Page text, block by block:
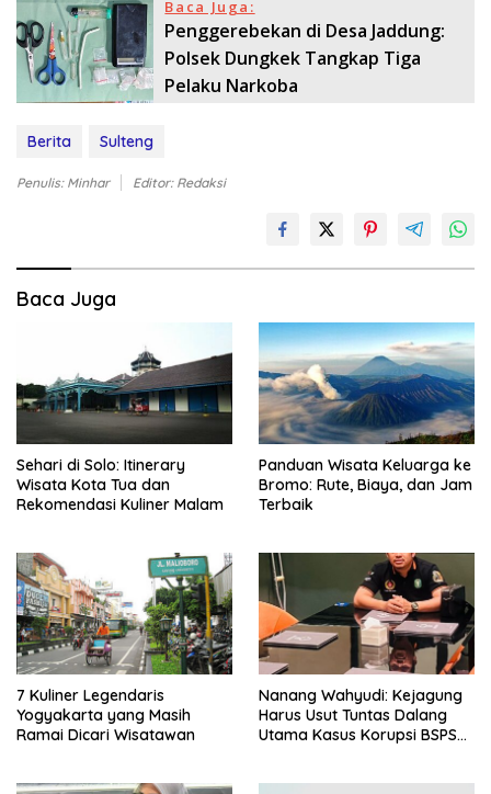
Baca Juga:
Penggerebekan di Desa Jaddung:
Polsek Dungkek Tangkap Tiga
Pelaku Narkoba
Berita Sulteng
Penulis: Minhar Editor: Redaksi
Baca Juga
Sehari di Solo: Itinerary
Wisata Kota Tua dan
Rekomendasi Kuliner Malam
Panduan Wisata Keluarga ke
Bromo: Rute, Biaya, dan Jam
Terbaik
7 Kuliner Legendaris
Yogyakarta yang Masih
Ramai Dicari Wisatawan
Nanang Wahyudi: Kejagung
Harus Usut Tuntas Dalang
Utama Kasus Korupsi BSPS